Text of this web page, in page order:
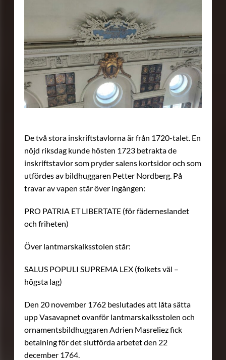
De två stora inskriftstavlorna är från 1720-talet. En
nöjd riksdag kunde hösten 1723 betrakta de
inskriftstavlor som pryder salens kortsidor och som
utfördes av bildhuggaren Petter Nordberg. På
travar av vapen står över ingången:
PRO PATRIA ET LIBERTATE (för fäderneslandet
och friheten)
Över lantmarskalksstolen står:
SALUS POPULI SUPREMA LEX (folkets väl –
högsta lag)
Den 20 november 1762 beslutades att låta sätta
upp Vasavapnet ovanför lantmarskalksstolen och
ornamentsbildhuggaren Adrien Masreliez fick
betalning för det slutförda arbetet den 22
december 1764.